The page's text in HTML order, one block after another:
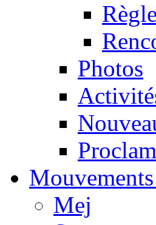
Photos
Mej